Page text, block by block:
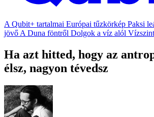
A Qubit+ tartalmai Európai tűzkörkép Paksi
jövő A Duna föntről Dolgok a víz alól
Ha azt hitted, hogy az
élsz, nagyon tévedsz